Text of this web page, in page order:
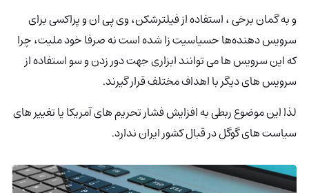
و به گمان برخی ، استفاده از فیلترشکن، وی پی ان و پراکسی برای
سرویس دهنده‌ها حسیاسیت زا شده است نه صرفا خود ملیت، چرا
که این سرویس ها می توانند ابزاری جهت دور زدن و سو استفاده از
سرویس های دیگر با اهداف مختلف قرار گیرند.
لذا این موضوع ربطی به افزایش فشار تحریم های آمریکا یا تغییر های
سیاست های گوگل در قبال کشور ایران ندارد.